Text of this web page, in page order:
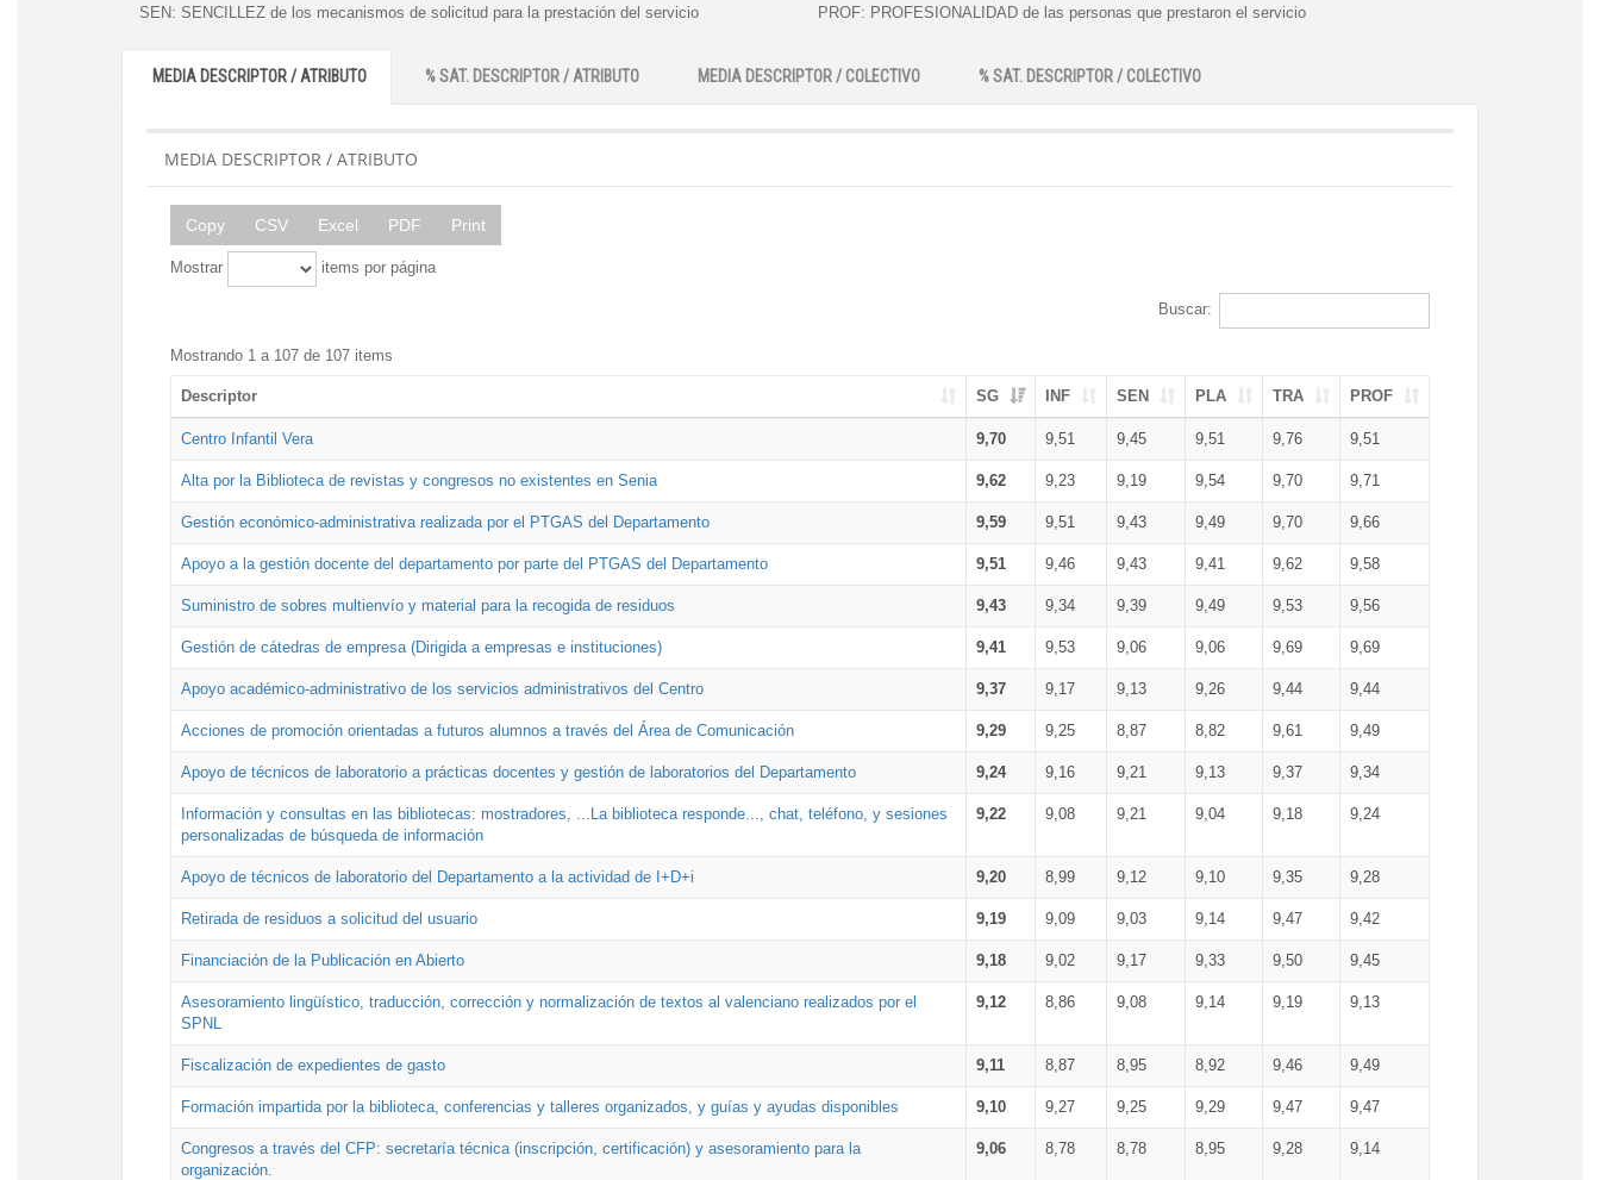
SEN: SENCILLEZ de los mecanismos de solicitud para la prestación del servicio
PROF: PROFESIONALIDAD de las personas que prestaron el servicio
MEDIA DESCRIPTOR / ATRIBUTO % SAT. DESCRIPTOR / ATRIBUTO MEDIA DESCRIPTOR / COLECTIVO % SAT. DESCRIPTOR / COLECTIVO
MEDIA DESCRIPTOR / ATRIBUTO
Copy CSV Excel PDF Print
Mostrar items por página
Buscar:
Mostrando 1 a 107 de 107 items
Descriptor SG INF SEN PLA TRA PROF
Centro Infantil Vera 9,70 9,51 9,45 9,51 9,76 9,51
Alta por la Biblioteca de revistas y congresos no existentes en Senia 9,62 9,23 9,19 9,54 9,70 9,71
Gestión económico-administrativa realizada por el PTGAS del Departamento 9,59 9,51 9,43 9,49 9,70 9,66
Apoyo a la gestión docente del departamento por parte del PTGAS del Departamento 9,51 9,46 9,43 9,41 9,62 9,58
Suministro de sobres multienvío y material para la recogida de residuos 9,43 9,34 9,39 9,49 9,53 9,56
Gestión de cátedras de empresa (Dirigida a empresas e instituciones) 9,41 9,53 9,06 9,06 9,69 9,69
Apoyo académico-administrativo de los servicios administrativos del Centro 9,37 9,17 9,13 9,26 9,44 9,44
Acciones de promoción orientadas a futuros alumnos a través del Área de Comunicación 9,29 9,25 8,87 8,82 9,61 9,49
Apoyo de técnicos de laboratorio a prácticas docentes y gestión de laboratorios del Departamento 9,24 9,16 9,21 9,13 9,37 9,34
Información y consultas en las bibliotecas: mostradores, ...La biblioteca responde..., chat, teléfono, y sesiones
personalizadas de búsqueda de información
9,22 9,08 9,21 9,04 9,18 9,24
Apoyo de técnicos de laboratorio del Departamento a la actividad de I+D+i 9,20 8,99 9,12 9,10 9,35 9,28
Retirada de residuos a solicitud del usuario 9,19 9,09 9,03 9,14 9,47 9,42
Financiación de la Publicación en Abierto 9,18 9,02 9,17 9,33 9,50 9,45
Asesoramiento lingüístico, traducción, corrección y normalización de textos al valenciano realizados por el
SPNL
9,12 8,86 9,08 9,14 9,19 9,13
Fiscalización de expedientes de gasto 9,11 8,87 8,95 8,92 9,46 9,49
Formación impartida por la biblioteca, conferencias y talleres organizados, y guías y ayudas disponibles 9,10 9,27 9,25 9,29 9,47 9,47
Congresos a través del CFP: secretaría técnica (inscripción, certificación) y asesoramiento para la
organización.
9,06 8,78 8,78 8,95 9,28 9,14